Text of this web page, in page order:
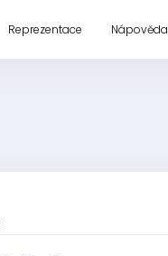
Reprezentace Nápověda